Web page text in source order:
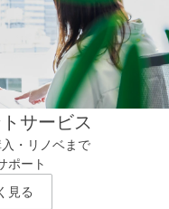
サービス
・リノベまで
ポート
見る